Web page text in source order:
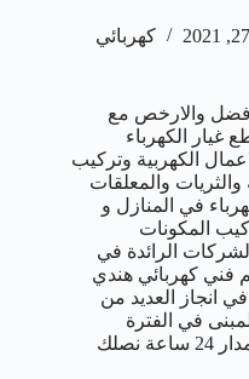
كهربائي
والارخص مع
غيار الكهرباء
الكهربية وتركيب
والثريات والمعلقات
في المنازل و
المكونات
الرائدة في
فني كهربائي هندي
انجاز العديد من
في الفترة
المحددة، يمكنك ان تتواصل معنا على مدار 24 ساعة نصلك